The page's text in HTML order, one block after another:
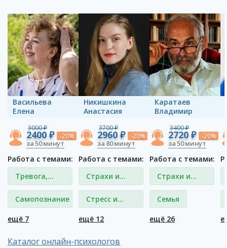
Васильева
Елена
3000 ₽
2400 ₽ -20%
за 50 минут
Работа с темами:
Тревога,
тревожные
состояния
Самопознание
ещё 7
Никишкина
Анастасия
3700 ₽
2960 ₽ -20%
за 80 минут
Работа с темами:
Страхи и
фобии
Стресс и
депрессия
ещё 12
Каратаев
Владимир
3400 ₽
2720 ₽ -20%
за 50 минут
Работа с темами:
Страхи и
фобии
Семья
ещё 26
Каталог онлайн-психологов